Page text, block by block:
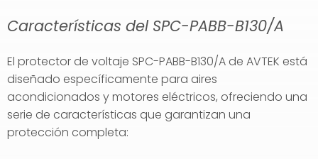
Características del SPC-PABB-B130/A
El protector de voltaje SPC-PABB-B130/A de AVTEK está
diseñado específicamente para aires
acondicionados y motores eléctricos, ofreciendo una
serie de características que garantizan una
protección completa: